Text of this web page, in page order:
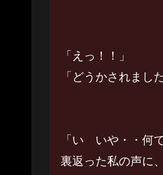
「えっ！！」
「どうかされました
「い いや・・何で
裏返った私の声に